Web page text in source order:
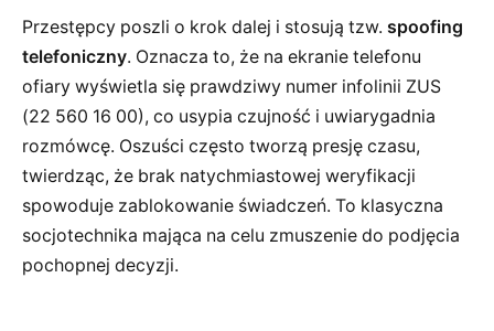
Przestępcy poszli o krok dalej i stosują tzw. spoofing
telefoniczny. Oznacza to, że na ekranie telefonu
ofiary wyświetla się prawdziwy numer infolinii ZUS
(22 560 16 00), co usypia czujność i uwiarygadnia
rozmówcę. Oszuści często tworzą presję czasu,
twierdząc, że brak natychmiastowej weryfikacji
spowoduje zablokowanie świadczeń. To klasyczna
socjotechnika mająca na celu zmuszenie do podjęcia
pochopnej decyzji.